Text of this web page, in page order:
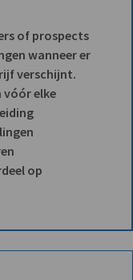
of prospects
wanneer er
verschijnt.
vóór elke
op